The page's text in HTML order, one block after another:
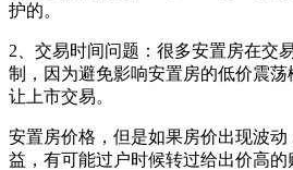
护的。
2、交易时间问题：很多安置房在交
制，因为避免影响安置房的低价震
让上市交易。
安置房价格，但是如果房价出现波动
益，有可能过户时候转过给出价高的